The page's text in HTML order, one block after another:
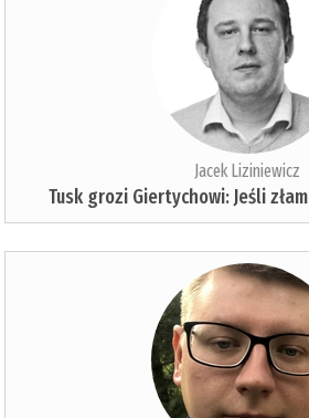
Jacek Liziniewicz
Tusk grozi Giertychowi: Jeśli